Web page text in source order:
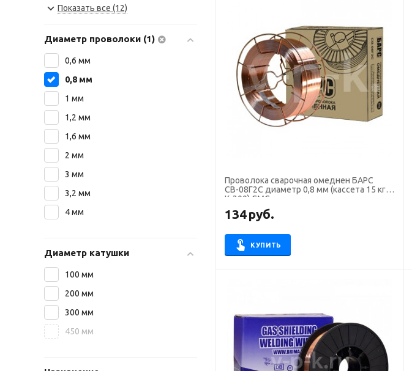
Проволока сварочная омеднен БАРС
СВ-08Г2С диаметр 0,8 мм (кассета 15 кг
К-300) СМС
134руб.
КУПИТЬ
ЧЗСМ
Показать все (12)
Диаметр проволоки (1)
0,6 мм
0,8 мм
1 мм
1,2 мм
1,6 мм
2 мм
3 мм
3,2 мм
4 мм
Диаметр катушки
100 мм
200 мм
300 мм
450 мм